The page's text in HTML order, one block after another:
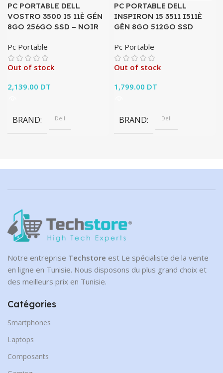
PC PORTABLE DELL
VOSTRO 3500 I5 11È GÉN
8GO 256GO SSD – NOIR
Pc Portable
Out of stock
2,139.00 DT
BRAND Dell
PC PORTABLE DELL
INSPIRON 15 3511 I511È
GÉN 8GO 512GO SSD
Pc Portable
Out of stock
1,799.00 DT
BRAND Dell
Notre entreprise Techstore est Le spécialiste de la vente
en ligne en Tunisie. Nous disposons du plus grand choix et
des meilleurs prix en Tunisie.
Catégories
Smartphones
Laptops
Composants